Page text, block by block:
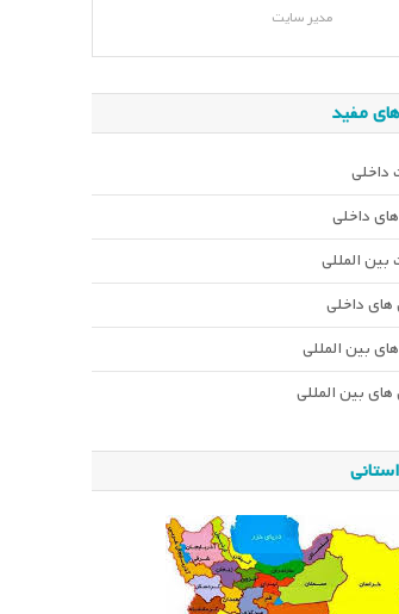
مدیر سایت
مفید
داخلی
داخلی
بین المللی
داخلی
بین المللی
بین المللی